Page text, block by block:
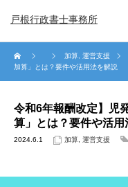
戸根行政書士事務所
加算 運営支援
加算」とは？要件や活用法を解説
令和6年報酬改定】児
算」とは？要件や活用
2024.6.1 加算 運営支援